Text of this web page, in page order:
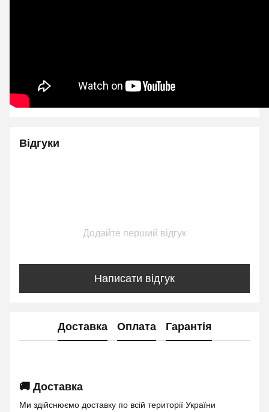
Відгуки
Додайте перший відгук
Написати відгук
Доставка Оплата Гарантія
🚚 Доставка
Ми здійснюємо доставку по всій території України